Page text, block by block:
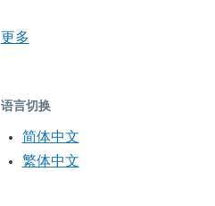
更多
语言切换
简体中文
繁体中文